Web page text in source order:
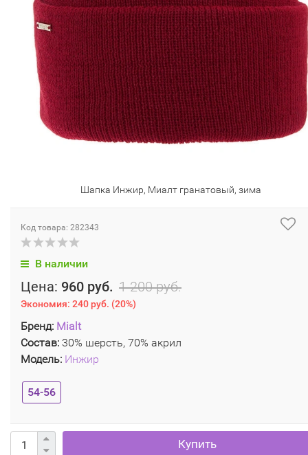
Шапка Инжир, Миалт гранатовый, зима
Код товара: 282343
В наличии
Цена: 960 руб. 1 200 руб.
Экономия: 240 руб. (20%)
Бренд: Mialt
Состав: 30% шерсть, 70% акрил
Модель: Инжир
54-56
Купить